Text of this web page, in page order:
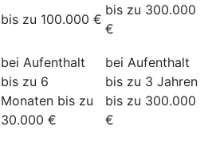
bis zu 100.000 €
bis zu 300.000
€
bei Aufenthalt
bis zu 6
Monaten bis zu
30.000 €
bei Aufenthalt
bis zu 3 Jahren
bis zu 300.000
€